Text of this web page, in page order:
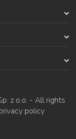
z o.o. - All rights
policy